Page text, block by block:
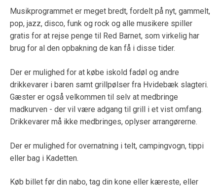
Musikprogrammet er meget bredt, fordelt på nyt, gammelt,
pop, jazz, disco, funk og rock og alle musikere spiller
gratis for at rejse penge til Red Barnet, som virkelig har
brug for al den opbakning de kan få i disse tider.
Der er mulighed for at købe iskold fadøl og andre
drikkevarer i baren samt grillpølser fra Hvidebæk slagteri.
Gæster er også velkommen til selv at medbringe
madkurven - der vil være adgang til grill i et vist omfang.
Drikkevarer må ikke medbringes, oplyser arrangørerne.
Der er mulighed for overnatning i telt, campingvogn, tippi
eller bag i Kadetten.
Køb billet før din nabo, tag din kone eller kæreste, eller